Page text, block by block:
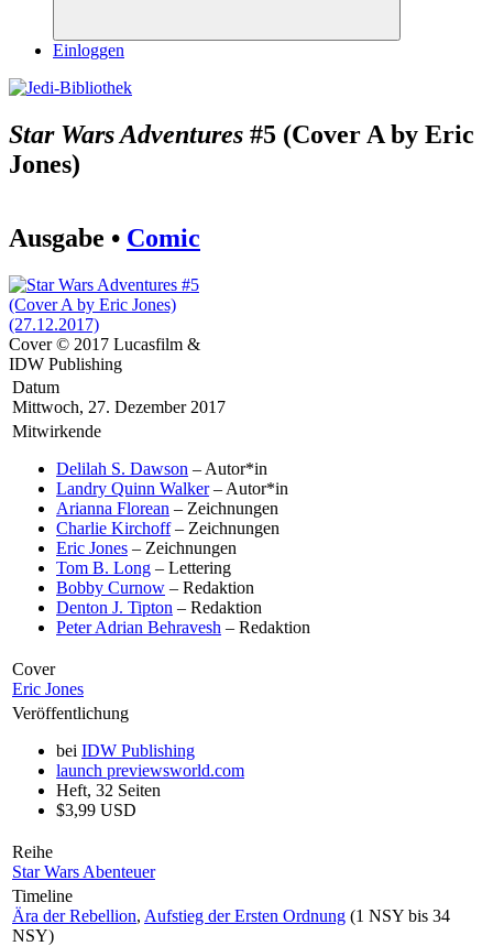
Suchen
Einloggen
Star Wars Adventures #5 (Cover A by Eric
Jones)
Ausgabe • Comic
Cover © 2017 Lucasfilm &
IDW Publishing
Datum
Mittwoch, 27. Dezember 2017
Mitwirkende
Delilah S. Dawson – Autor*in
Landry Quinn Walker– Autor*in
Arianna Florean – Zeichnungen
Charlie Kirchoff– Zeichnungen
Eric Jones – Zeichnungen
Tom B. Long – Lettering
Bobby Curnow – Redaktion
Denton J. Tipton – Redaktion
Peter Adrian Behravesh – Redaktion
Cover
Eric Jones
Veröffentlichung
bei IDW Publishing
launch previewsworld.com
Heft, 32 Seiten
$3,99 USD
Reihe
Star Wars Abenteuer
Timeline
Ära der Rebellion, Aufstieg der Ersten Ordnung (1 NSY bis 34
NSY)